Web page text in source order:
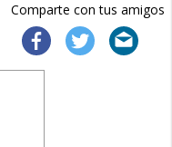
Comparte con tus amigos